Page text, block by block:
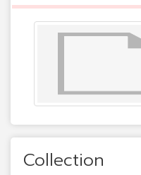
Collection